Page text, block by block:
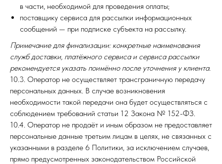
в части, необходимой для проведения оплаты;
поставщику сервиса для рассылки информационных
сообщений — при подписке субъекта на рассылку.
Примечание для финализации: конкретные наименования
служб доставки, платёжного сервиса и сервиса рассылки
рекомендуется указать поимённо после уточнения у клиента.
10.3. Оператор не осуществляет трансграничную передачу
персональных данных. В случае возникновения
необходимости такой передачи она будет осуществляться с
соблюдением требований статьи 12 Закона № 152-ФЗ.
10.4. Оператор не продаёт и иным образом не предоставляет
персональные данные третьим лицам в целях, не связанных с
указанными в разделе 6 Политики, за исключением случаев,
прямо предусмотренных законодательством Российской